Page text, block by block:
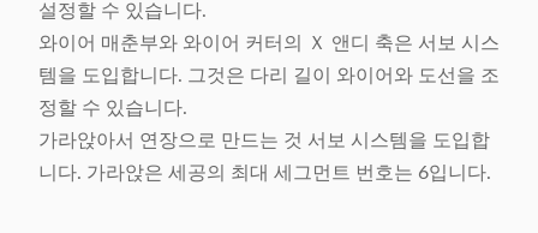
설정할 수 있습니다.
와이어 매춘부와 와이어 커터의 Ｘ 앤디 축은 서보 시스
템을 도입합니다. 그것은 다리 길이 와이어와 도선을 조
정할 수 있습니다.
가라앉아서 연장으로 만드는 것 서보 시스템을 도입합
니다. 가라앉은 세공의 최대 세그먼트 번호는 6입니다.